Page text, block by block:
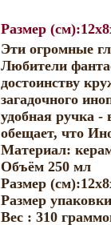
Размер
Эти огромные
Любители
достоинству
загадочного
удобная ручка -
обещает, что
Материал:
Объём 250 мл
Размер
Размер
Bec : 310